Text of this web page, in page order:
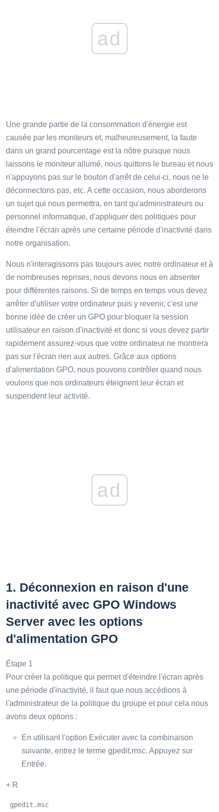
ad
Une grande partie de la consommation d'énergie est
causée par les moniteurs et, malheureusement, la faute
dans un grand pourcentage est la nôtre puisque nous
laissons le moniteur allumé, nous quittons le bureau et nous
n'appuyons pas sur le bouton d'arrêt de celui-ci, nous ne le
déconnectons pas, etc. A cette occasion, nous aborderons
un sujet qui nous permettra, en tant qu'administrateurs ou
personnel informatique, d'appliquer des politiques pour
éteindre l'écran après une certaine période d'inactivité dans
notre organisation.
Nous n'interagissons pas toujours avec notre ordinateur et à
de nombreuses reprises, nous devons nous en absenter
pour différentes raisons. Si de temps en temps vous devez
arrêter d'utiliser votre ordinateur puis y revenir, c'est une
bonne idée de créer un GPO pour bloquer la session
utilisateur en raison d'inactivité et donc si vous devez partir
rapidement assurez-vous que votre ordinateur ne montrera
pas sur l'écran rien aux autres. Grâce aux options
d'alimentation GPO, nous pouvons contrôler quand nous
voulons que nos ordinateurs éteignent leur écran et
suspendent leur activité.
ad
1. Déconnexion en raison d'une
inactivité avec GPO Windows
Server avec les options
d'alimentation GPO
Étape 1
Pour créer la politique qui permet d'éteindre l'écran après
une période d'inactivité, il faut que nous accédions à
l'administrateur de la politique du groupe et pour cela nous
avons deux options :
En utilisant l'option Exécuter avec la combinaison
suivante, entrez le terme gpedit.msc. Appuyez sur
Entrée.
+ R
gpedit.msc